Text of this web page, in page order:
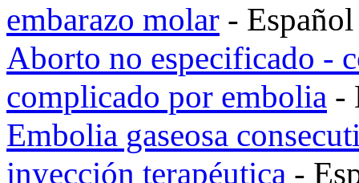
embarazo molar -
Aborto no especificado -
complicado por embolia -
Embolia gaseosa
inyección terapéutica -